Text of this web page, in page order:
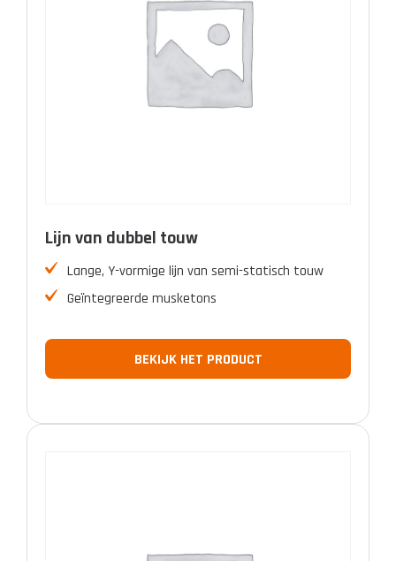
Lijn van dubbel touw
Lange, Y-vormige lijn van semi-statisch touw
Geïntegreerde musketons
BEKIJK HET PRODUCT